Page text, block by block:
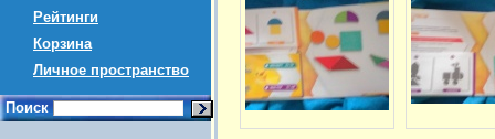
Рейтинги
Корзина
Личное пространство
Поиск